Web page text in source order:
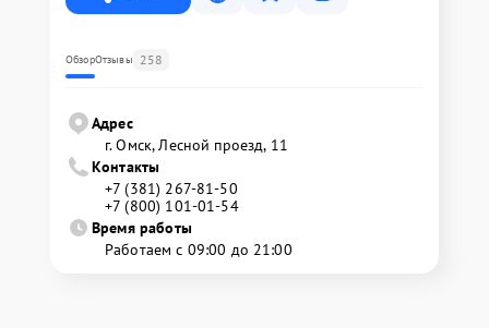
ОбзорОтзывы 258
Адрес
г. Омск, ​Лесной проезд, 11
Контакты
+7 (381) 267-81-50
+7 (800) 101-01-54
Время работы
Работаем с 09:00 до 21:00